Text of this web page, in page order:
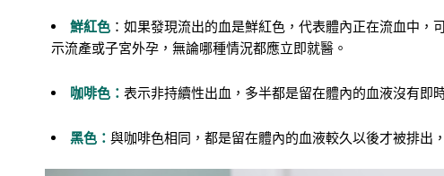
鮮紅色 ：如果發現流出的血是鮮紅色，代表體內正在流血中
示流產或子宮外孕，無論哪種情況都應立即就醫。
咖啡色： 表示非持續性出血，多半都是留在體內的血液沒有即
黑色： 與咖啡色相同，都是留在體內的血液較久以後才被排出